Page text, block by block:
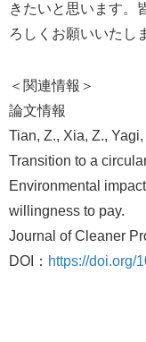
きたいと思います。
ろしくお願いいたし
＜関連情報＞
論文情報
Tian, Z., Xia, Z.,
Transition to a
Environmental
willingness to pay.
Journal of Cleaner
DOI： https://doi.org/